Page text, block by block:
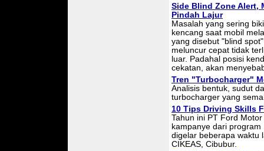
Side Blind Zone Alert,
Pindah Lajur
Masalah yang sering
kencang saat mobil
yang disebut "blind
meluncur cepat tidak
luar. Padahal posisi
cekatan, akan
Tren "Turbocharger"
Analisis bentuk, sudut
turbocharger yang
10 Tips Driving Skills
Tahun ini PT Ford
kampanye dari
digelar beberapa waktu
CIKEAS, Cibubur.